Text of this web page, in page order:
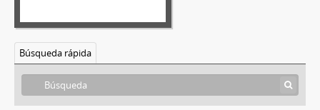
Búsqueda rápida